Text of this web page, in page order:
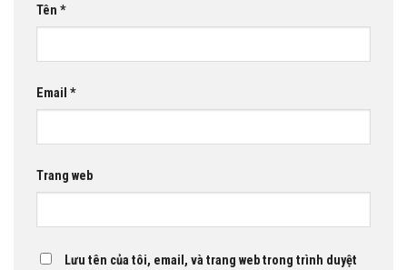
Tên *
Email *
Trang web
Lưu tên của tôi, email, và trang web trong trình duyệt